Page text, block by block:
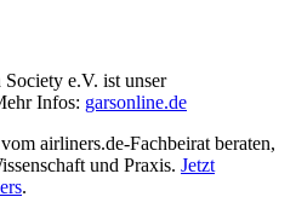
e.V. ist unser
Infos: garsonline.de
airliners.de-Fachbeirat beraten,
und Praxis. Jetzt
.